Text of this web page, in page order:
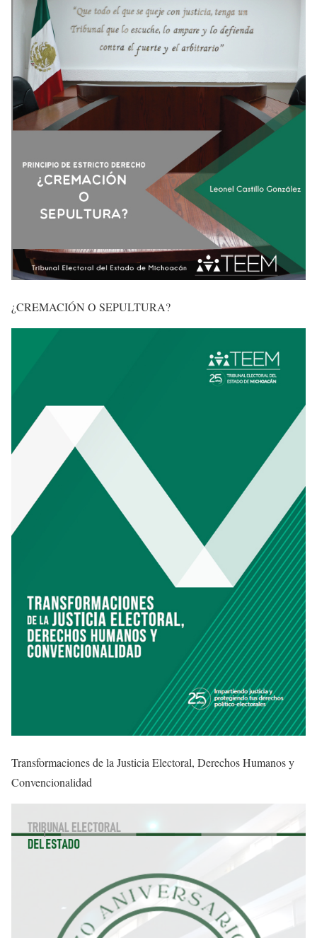
¿CREMACIÓN O SEPULTURA?
Transformaciones de la Justicia Electoral, Derechos Humanos y
Convencionalidad